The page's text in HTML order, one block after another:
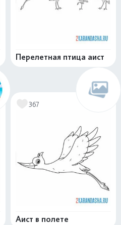
Перелетная птица аист
367
Аист в полете